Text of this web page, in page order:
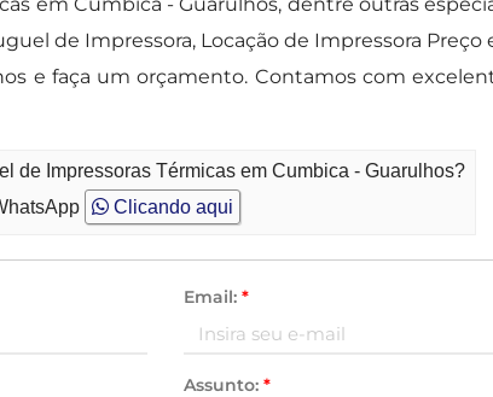
de Impressora, Locação de Impressora
e faça um orçamento. Contamos com
de Impressoras Térmicas em Cumbica - Guarulhos?
Clicando aqui
Email: *
Assunto: *